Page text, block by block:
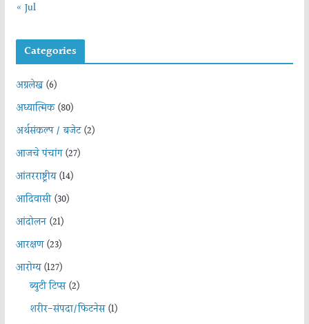
« Jul
Categories
अग्रलेख(6)
अध्यात्मिक(80)
अर्थसंकल्प / बजेट(2)
आजचे पंचांग(27)
आंतरराष्ट्रीय(14)
आदिवासी(30)
आंदोलन(21)
आरक्षण(23)
आरोग्य(127)
ब्युटी टिप्स(2)
शरीर-संपदा/फिटनेस(1)